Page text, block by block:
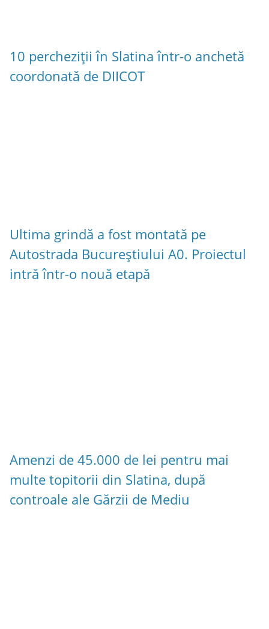
10 percheziții în Slatina într-o anchetă
coordonată de DIICOT
Ultima grindă a fost montată pe
Autostrada Bucureștiului A0. Proiectul
intră într-o nouă etapă
Amenzi de 45.000 de lei pentru mai
multe topitorii din Slatina, după
controale ale Gărzii de Mediu